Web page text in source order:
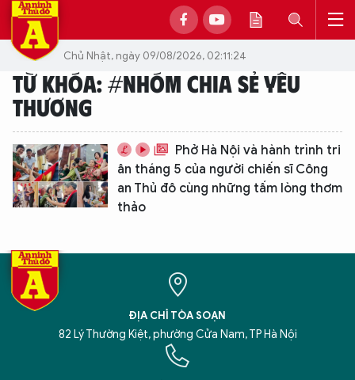
Chủ Nhật, ngày 09/08/2026, 02:11:24
TỪ KHÓA: #NHÓM CHIA SẺ YÊU
THƯƠNG
Phở Hà Nội và hành trình tri
ân tháng 5 của người chiến sĩ Công
an Thủ đô cùng những tấm lòng thơm
thảo
ĐỊA CHỈ TÒA SOẠN
82 Lý Thường Kiệt, phường Cửa Nam, TP Hà Nội
XIN CHÀO,
TÔI LÀ CHATBOT CỦA